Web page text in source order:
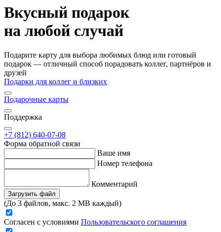
Вкусный подарок
на любой случай
Подарите карту для выбора любимых блюд или готовый
подарок — отличный способ порадовать коллег, партнёров и
друзей
Подарки для коллег и близких
Подарочные карты
Поддержка
+7 (812) 640-07-08
Форма обратной связи
Ваше имя
Номер телефона
Комментарий
Загрузить файл
(До 3 файлов, макс. 2 MB каждый)
Согласен с условиями Пользовательского соглашения